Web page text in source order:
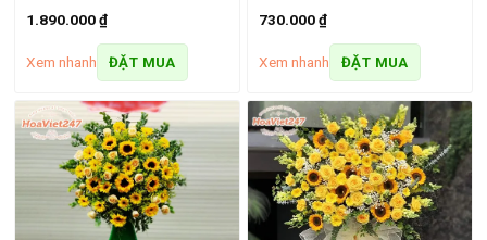
1.890.000₫
Xem nhanh ĐẶT MUA
730.000₫
Xem nhanh ĐẶT MUA